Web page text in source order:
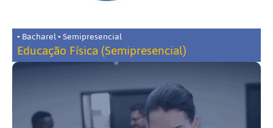
• Bacharel • Semipresencial
Educação Física (Semipresencial)